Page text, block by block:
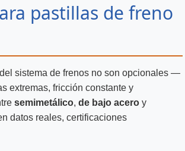
pastillas de freno
sistema de frenos no son opcionales —
extremas, fricción constante y
semimetálico, de bajo acero y
datos reales, certificaciones